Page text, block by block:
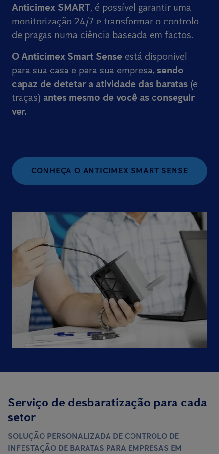
Anticimex SMART, é possível garantir uma
monitorização 24/7 e transformar o controlo
de pragas numa ciência baseada em factos.
O Anticimex Smart Sense está disponível
para sua casa e para sua empresa, sendo
capaz de detetar a atividade das baratas (e
traças) antes mesmo de você as conseguir
ver.
CONHEÇA O ANTICIMEX SMART SENSE
Serviço de desbaratização para cada
setor
SOLUÇÃO PERSONALIZADA DE CONTROLO DE
INFESTAÇÃO DE BARATAS PARA EMPRESAS EM